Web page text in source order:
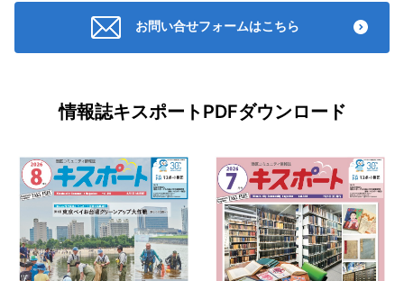
お問い合せフォームはこちら
情報誌キスポートPDFダウンロード